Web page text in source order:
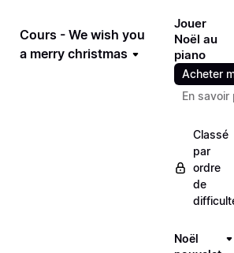
Cours - We wish you
a merry christmas
Jouer
Noël au
piano
Acheter
En savoir
Classé
par
ordre
de
Noël